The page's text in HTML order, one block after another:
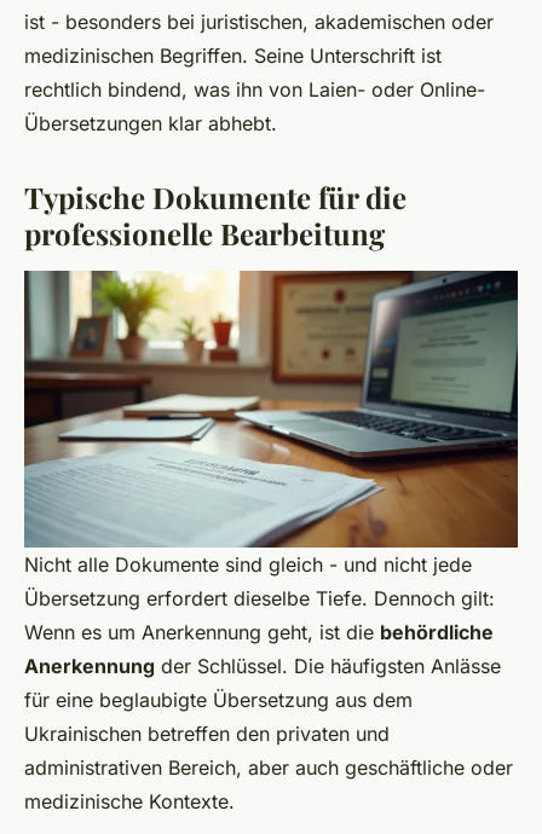
ist - besonders bei juristischen, akademischen oder
medizinischen Begriffen. Seine Unterschrift ist
rechtlich bindend, was ihn von Laien- oder Online-
Übersetzungen klar abhebt.
Typische Dokumente für die
professionelle Bearbeitung
Nicht alle Dokumente sind gleich - und nicht jede
Übersetzung erfordert dieselbe Tiefe. Dennoch gilt:
Wenn es um Anerkennung geht, ist die behördliche
Anerkennung der Schlüssel. Die häufigsten Anlässe
für eine beglaubigte Übersetzung aus dem
Ukrainischen betreffen den privaten und
administrativen Bereich, aber auch geschäftliche oder
medizinische Kontexte.